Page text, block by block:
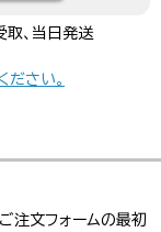
取、当日発送
さい。
注文フォームの最初